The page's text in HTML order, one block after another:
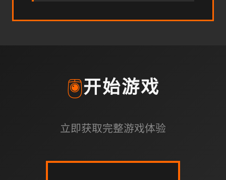
🖲️开始游戏
立即获取完整游戏体验